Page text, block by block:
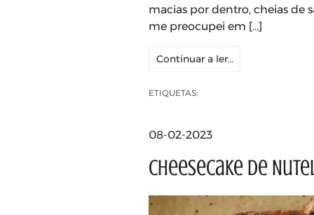
macias por dentro, cheias de
me preocupei em […]
Continuar a ler…
ETIQUETAS:
08-02-2023
Cheesecake de